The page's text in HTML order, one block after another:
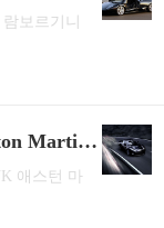
만 켜놓
람보르기니
[탑기어 UK] 애스턴 마틴 뱅퀴시(Aston Martin Vanquish) vs 페라리 575(Ferrari 575)
애스턴 마